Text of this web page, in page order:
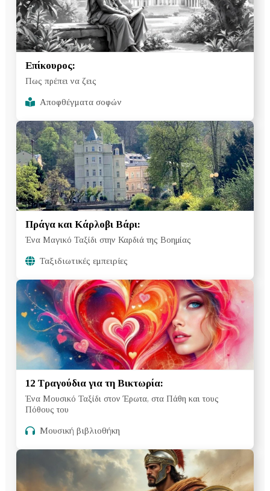
Επίκουρος:
Πως πρέπει να ζεις
Αποφθέγματα σοφών
Πράγα και Κάρλοβι Βάρι:
Ένα Μαγικό Ταξίδι στην Καρδιά της Βοημίας
Ταξιδιωτικές εμπειρίες
12 Τραγούδια για τη Βικτωρία:
Ένα Μουσικό Ταξίδι στον Έρωτα, στα Πάθη και τους
Πόθους του
Μουσική βιβλιοθήκη